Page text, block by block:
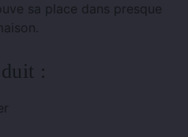
sa place dans presque
: